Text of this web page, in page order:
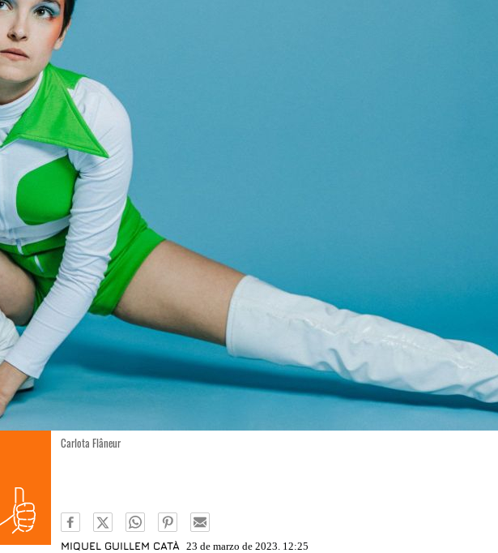
Carlota Flâneur
MIQUEL GUILLEM CATÀ 23 de marzo de 2023. 12:25